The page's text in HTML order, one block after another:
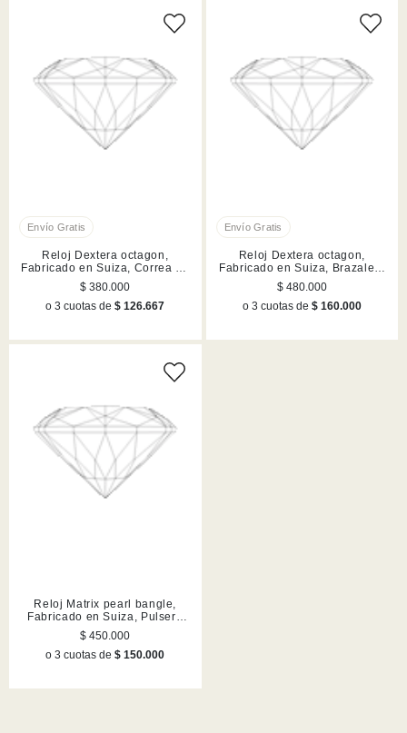
Reloj Dextera octagon,
Fabricado en Suiza, Correa de
piel, Rojo, Acabado en tono
oro rosa
$ 380.000
o 3 cuotas de$ 126.667
Reloj Dextera octagon,
Fabricado en Suiza, Brazalete
de metal, Dorado, Acabado en
tono oro rosa
$ 480.000
o 3 cuotas de $ 160.000
Reloj Matrix pearl bangle,
Fabricado en Suiza, Pulsera
de cristal, Negro, Acabado en
tono oro rosa
$ 450.000
o 3 cuotas de$ 150.000